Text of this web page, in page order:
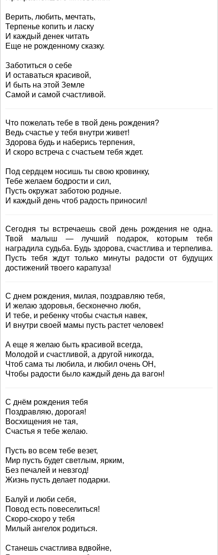
Верить, любить, мечтать,
Терпенье копить и ласку
И каждый денек читать
Еще не рожденному сказку.
Заботиться о себе
И оставаться красивой,
И быть на этой Земле
Самой и самой счастливой.
Что пожелать тебе в твой день рождения?
Ведь счастье у тебя внутри живет!
Здорова будь и наберись терпения,
И скоро встреча с счастьем тебя ждет.
Под сердцем носишь ты свою кровинку,
Тебе желаем бодрости и сил,
Пусть окружат заботою родные.
И каждый день чтоб радость приносил!
Сегодня ты встречаешь свой день рождения не одна.
Твой малыш — лучший подарок, которым тебя
наградила судьба. Будь здорова, счастлива и терпелива.
Пусть тебя ждут только минуты радости от будущих
достижений твоего карапуза!
С днем рождения, милая, поздравляю тебя,
И желаю здоровья, бесконечно любя,
И тебе, и ребенку чтобы счастья навек,
И внутри своей мамы пусть растет человек!
А еще я желаю быть красивой всегда,
Молодой и счастливой, а другой никогда,
Чтоб сама ты любила, и любил очень ОН,
Чтобы радости было каждый день да вагон!
С днём рождения тебя
Поздравляю, дорогая!
Восхищения не тая,
Счастья я тебе желаю.
Пусть во всем тебе везет,
Мир пусть будет светлым, ярким,
Без печалей и невзгод!
Жизнь пусть делает подарки.
Балуй и люби себя,
Повод есть повеселиться!
Скоро-скоро у тебя
Милый ангелок родиться.
Станешь счастлива вдвойне,